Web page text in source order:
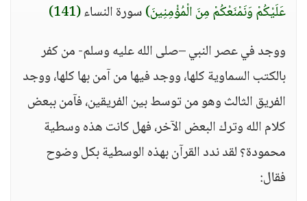
عَلَيْكُمْ وَنَمْنَعْكُمْ مِنَ الْمُؤْمِنِينَ)سورة النساء(141)
ووجد في عصر النبي –صلى الله عليه وسلم- من كفر
بالكتب السماوية كلها، ووجد فيها من آمن بها كلها، ووجد
الفريق الثالث وهو من توسط بين الفريقين، فآمن ببعض
كلام الله وترك البعض الآخر، فهل كانت هذه وسطية
محمودة؟ لقد ندد القرآن بهذه الوسطية بكل وضوح
فقال: